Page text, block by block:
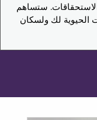
ستساهم
الحيوية لك ولسكان